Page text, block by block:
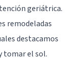
geriátrica.
remodeladas
destacamos
tomar el sol.